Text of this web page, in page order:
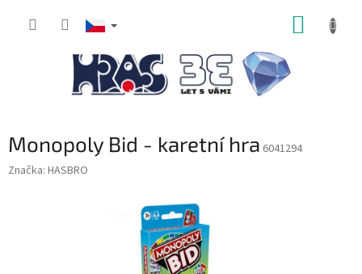
Monopoly Bid - karetní hra 6041294
Značka: HASBRO